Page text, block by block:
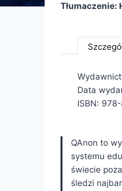
Tłumaczenie:
Data
ISBN:
QAnon to
systemu
świecie
śledzi